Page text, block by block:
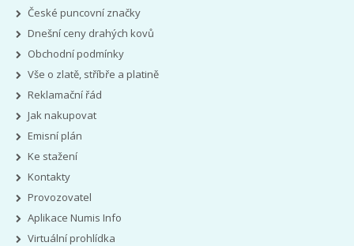
České puncovní značky
Dnešní ceny drahých kovů
Obchodní podmínky
Vše o zlatě, stříbře a platině
Reklamační řád
Jak nakupovat
Emisní plán
Ke stažení
Kontakty
Provozovatel
Aplikace Numis Info
Virtuální prohlídka